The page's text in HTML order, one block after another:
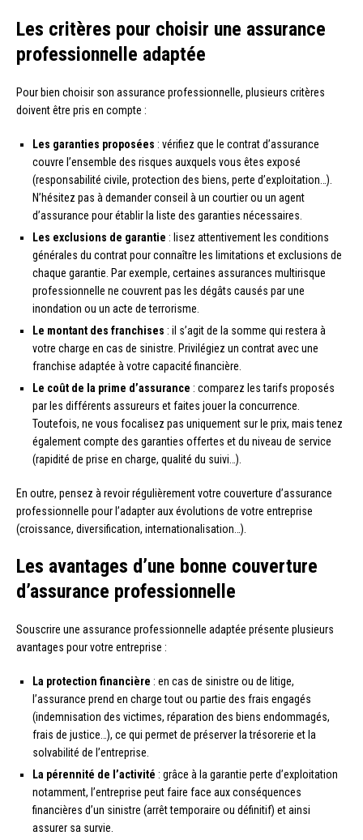
Les critères pour choisir une assurance
professionnelle adaptée
Pour bien choisir son assurance professionnelle, plusieurs critères
doivent être pris en compte :
Les garanties proposées : vérifiez que le contrat d’assurance
couvre l’ensemble des risques auxquels vous êtes exposé
(responsabilité civile, protection des biens, perte d’exploitation…).
N’hésitez pas à demander conseil à un courtier ou un agent
d’assurance pour établir la liste des garanties nécessaires.
Les exclusions de garantie : lisez attentivement les conditions
générales du contrat pour connaître les limitations et exclusions de
chaque garantie. Par exemple, certaines assurances multirisque
professionnelle ne couvrent pas les dégâts causés par une
inondation ou un acte de terrorisme.
Le montant des franchises : il s’agit de la somme qui restera à
votre charge en cas de sinistre. Privilégiez un contrat avec une
franchise adaptée à votre capacité financière.
Le coût de la prime d’assurance : comparez les tarifs proposés
par les différents assureurs et faites jouer la concurrence.
Toutefois, ne vous focalisez pas uniquement sur le prix, mais tenez
également compte des garanties offertes et du niveau de service
(rapidité de prise en charge, qualité du suivi…).
En outre, pensez à revoir régulièrement votre couverture d’assurance
professionnelle pour l’adapter aux évolutions de votre entreprise
(croissance, diversification, internationalisation…).
Les avantages d’une bonne couverture
d’assurance professionnelle
Souscrire une assurance professionnelle adaptée présente plusieurs
avantages pour votre entreprise :
La protection financière : en cas de sinistre ou de litige,
l’assurance prend en charge tout ou partie des frais engagés
(indemnisation des victimes, réparation des biens endommagés,
frais de justice…), ce qui permet de préserver la trésorerie et la
solvabilité de l’entreprise.
La pérennité de l’activité : grâce à la garantie perte d’exploitation
notamment, l’entreprise peut faire face aux conséquences
financières d’un sinistre (arrêt temporaire ou définitif) et ainsi
assurer sa survie.